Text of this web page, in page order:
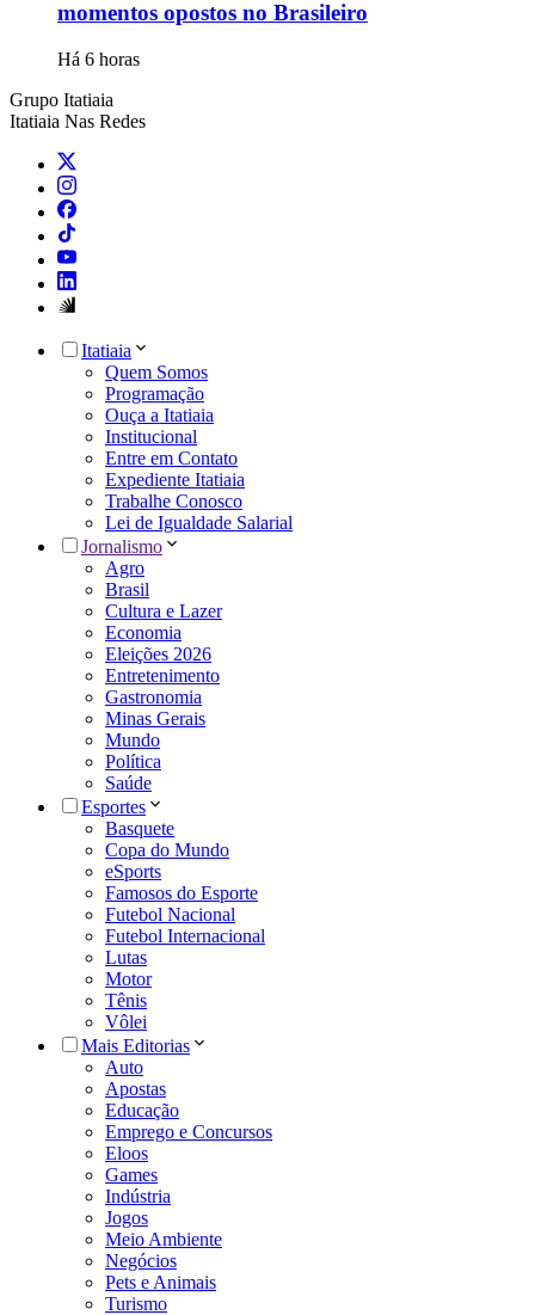
momentos opostos no Brasileiro
Há 6 horas
Grupo Itatiaia
Itatiaia Nas Redes
Itatiaia
Quem Somos
Programação
Ouça a Itatiaia
Institucional
Entre em Contato
Expediente Itatiaia
Trabalhe Conosco
Lei de Igualdade Salarial
Jornalismo
Agro
Brasil
Cultura e Lazer
Economia
Eleições 2026
Entretenimento
Gastronomia
Minas Gerais
Mundo
Política
Saúde
Esportes
Basquete
Copa do Mundo
eSports
Famosos do Esporte
Futebol Nacional
Futebol Internacional
Lutas
Motor
Tênis
Vôlei
Mais Editorias
Auto
Apostas
Educação
Emprego e Concursos
Eloos
Games
Indústria
Jogos
Meio Ambiente
Negócios
Pets e Animais
Turismo